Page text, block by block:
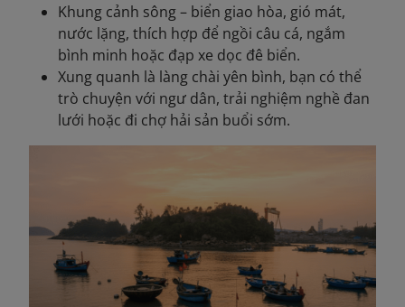
Khung cảnh sông – biển giao hòa, gió mát,
nước lặng, thích hợp để ngồi câu cá, ngắm
bình minh hoặc đạp xe dọc đê biển.
Xung quanh là làng chài yên bình, bạn có thể
trò chuyện với ngư dân, trải nghiệm nghề đan
lưới hoặc đi chợ hải sản buổi sớm.